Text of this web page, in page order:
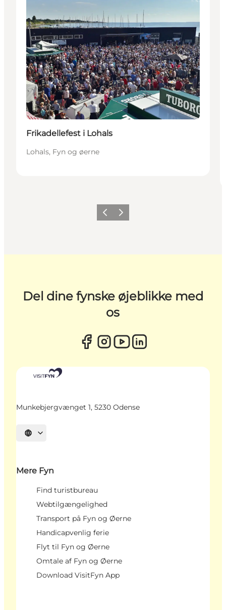
Frikadellefest i Lohals
Lohals, Fyn og øerne
ForrigeNæste
Del dine fynske øjeblikke med
os
Munkebjergvænget 1, 5230 Odense
Vælg sprog
Mere Fyn
Find turistbureau
Webtilgængelighed
Transport på Fyn og Øerne
Handicapvenlig ferie
Flyt til Fyn og Øerne
Omtale af Fyn og Øerne
Download VisitFyn App